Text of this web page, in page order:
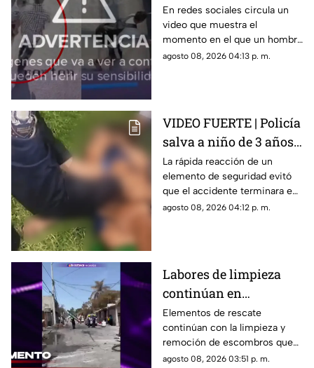
atropellado por un
tráiler, video revela que
un hombre lo empujó
de manera intencional
En redes sociales circula un
video que muestra el
momento en el que un hombre
de la tercera edad fue
agosto 08, 2026 04:13 p. m.
VIDEO FUERTE | Policía
salva a niño de 3 años
tras accidente en lago
en Teotihuacán
La rápida reacción de un
elemento de seguridad evitó
que el accidente terminara en
tragedia.
agosto 08, 2026 04:12 p. m.
Labores de limpieza
continúan en
Cuernavaca tras la
explosión de la pipa de
gas LP
Elementos de rescate
continúan con la limpieza y
remoción de escombros que
dejó la explosión de la pipa que
agosto 08, 2026 03:51 p. m.